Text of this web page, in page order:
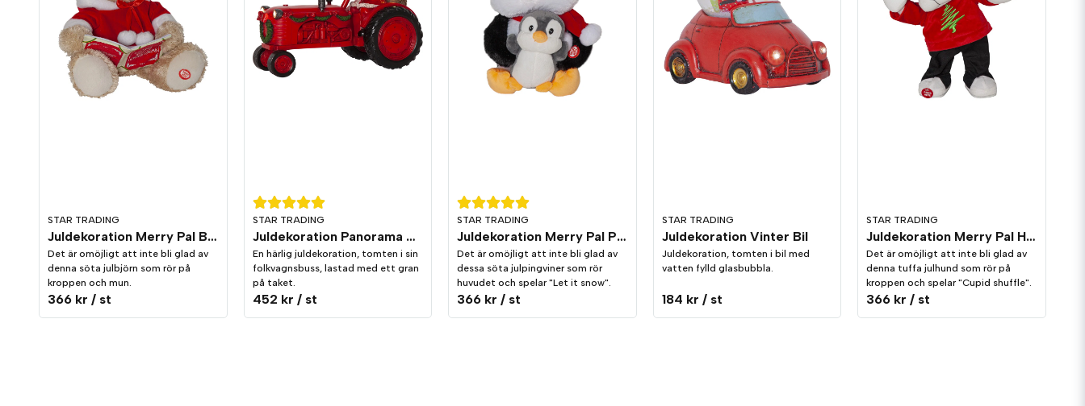
STAR TRADING
Juldekoration Merry Pal Björn Melodi/Rörelse
Det är omöjligt att inte bli glad av
denna söta julbjörn som rör på
kroppen och mun.
366 kr / st
STAR TRADING
Juldekoration Panorama Merryville Traktor
En härlig juldekoration, tomten i sin
folkvagnsbuss, lastad med ett gran
på taket.
452 kr / st
STAR TRADING
Juldekoration Merry Pal Pingvin Melodi/Rörelse
Det är omöjligt att inte bli glad av
dessa söta julpingviner som rör
huvudet och spelar "Let it snow".
366 kr / st
STAR TRADING
Juldekoration Vinter Bil
Juldekoration, tomten i bil med
vatten fylld glasbubbla.
184 kr / st
STAR TRADING
Juldekoration Merry Pal Hund Melodi/Rörelse
Det är omöjligt att inte bli glad av
denna tuffa julhund som rör på
kroppen och spelar "Cupid shuffle".
366 kr / st